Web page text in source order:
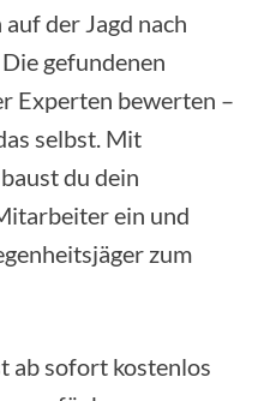
der Jagd nach
gefundenen
Experten bewerten –
selbst. Mit
du dein
ein und
zum
ab sofort kostenlos